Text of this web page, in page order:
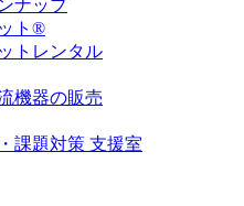
ナップ
ト®
トレンタル
機器の販売
課題対策 支援室